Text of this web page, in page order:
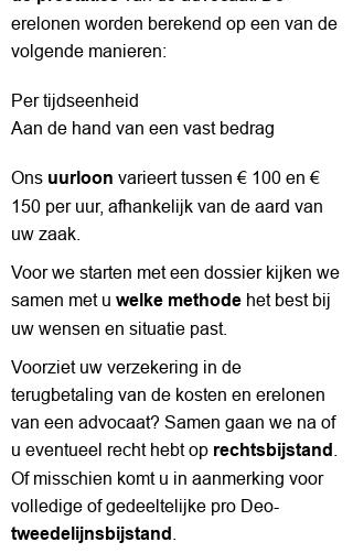
erelonen worden berekend op een van de
volgende manieren:
Per tijdseenheid
Aan de hand van een vast bedrag
Ons uurloon varieert tussen € 100 en €
150 per uur, afhankelijk van de aard van
uw zaak.
Voor we starten met een dossier kijken we
samen met u welke methode het best bij
uw wensen en situatie past.
Voorziet uw verzekering in de
terugbetaling van de kosten en erelonen
van een advocaat? Samen gaan we na of
u eventueel recht hebt op rechtsbijstand
Of misschien komt u in aanmerking voor
volledige of gedeeltelijke pro Deo-
tweedelijnsbijstand